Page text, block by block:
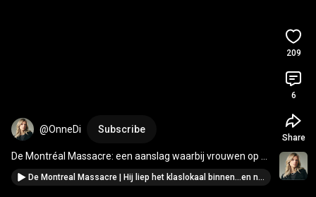
@OnneDi Subscribe
De Montréal Massacre: een aanslag waarbij vrouwen op
een technische universiteit doelwit werden 💔
De Montreal Massacre | Hij liep het klaslokaal binnen…en nam 14 levens | MISDAAD & MYSTERIE
209
6
Share